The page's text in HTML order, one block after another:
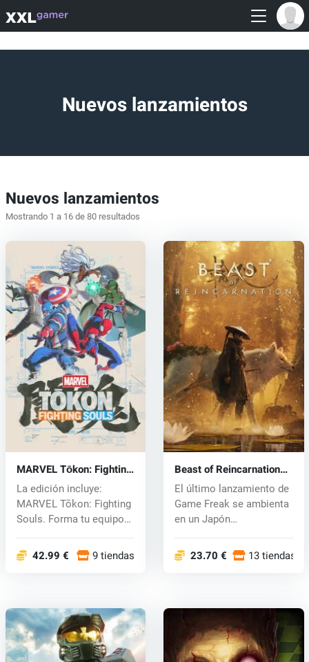
Nuevos lanzamientos
Nuevos lanzamientos
Mostrando 1 a 16 de 80 resultados
MARVEL Tōkon: Fighting
Souls (PC) key
La edición incluye:
MARVEL Tōkon: Fighting
Souls. Forma tu equipo
42.99 € 9 tiendas
Beast of Reincarnation
(PC) key
El último lanzamiento de
Game Freak se ambienta
en un Japón
23.70 € 13 tiendas